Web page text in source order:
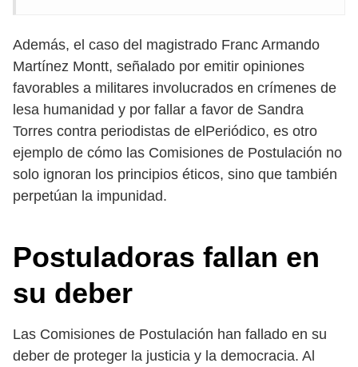
Además, el caso del magistrado Franc Armando
Martínez Montt, señalado por emitir opiniones
favorables a militares involucrados en crímenes de
lesa humanidad y por fallar a favor de Sandra
Torres contra periodistas de elPeriódico, es otro
ejemplo de cómo las Comisiones de Postulación no
solo ignoran los principios éticos, sino que también
perpetúan la impunidad.
Postuladoras fallan en
su deber
Las Comisiones de Postulación han fallado en su
deber de proteger la justicia y la democracia. Al